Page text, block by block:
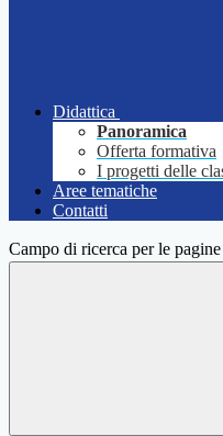
Didattica
Panoramica
Offerta formativa
I progetti delle
Aree tematiche
Contatti
Campo di ricerca per le